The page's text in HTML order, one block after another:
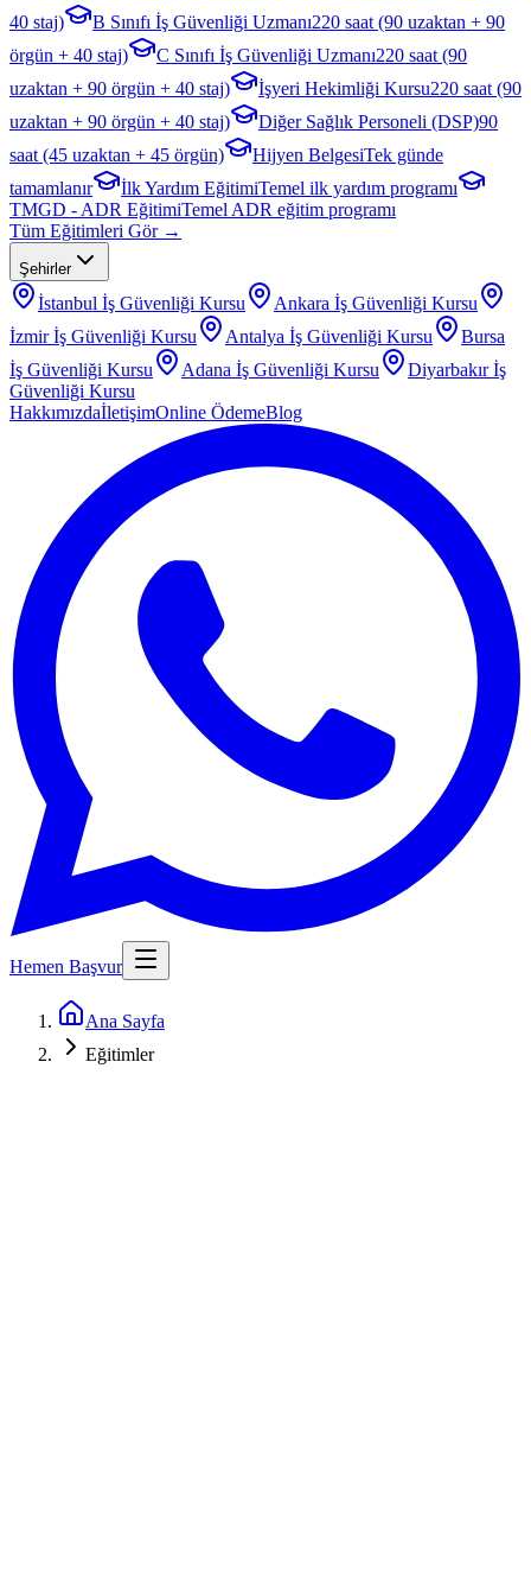
40 staj)
B Sınıfı İş Güvenliği Uzmanı220 saat (90 uzaktan + 90
örgün + 40 staj)
C Sınıfı İş Güvenliği Uzmanı220 saat (90
uzaktan + 90 örgün + 40 staj)
İşyeri Hekimliği Kursu220 saat (90
uzaktan + 90 örgün + 40 staj)
Diğer Sağlık Personeli (DSP)90
saat (45 uzaktan + 45 örgün)
Hijyen BelgesiTek günde
tamamlanır
İlk Yardım EğitimiTemel ilk yardım programı
TMGD - ADR EğitimiTemel ADR eğitim programı
Tüm Eğitimleri Gör →
Şehirler
İstanbul İş Güvenliği Kursu Ankara İş Güvenliği Kursu
İzmirİş Güvenliği Kursu Antalya İş Güvenliği Kursu
Bursa
İş Güvenliği Kursu
Adana İş Güvenliği Kursu Diyarbakırİş
Güvenliği Kursu
HakkımızdaİletişimOnline ÖdemeBlog
Hemen Başvur
Ana Sayfa
Eğitimler